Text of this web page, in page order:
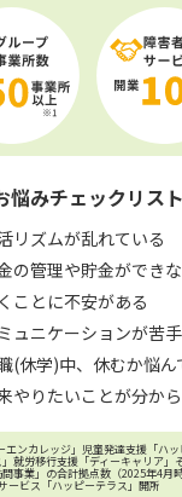
悩みチェックリスト
リズムが乱れている
の管理や貯金ができ
ことに不安がある
ュニケーションが苦手
(休学)中、休むか悩ん
やりたいことが分か
ンカレッジ」児童発達支援「ハ
就労移行支援「ディーキャリア」
事業」の合計拠点数（2025年4月時
ービス「ハッピーテラス」開所